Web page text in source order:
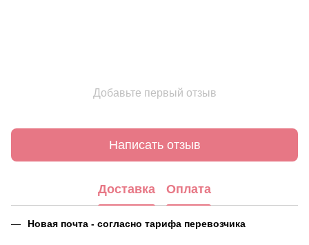
Добавьте первый отзыв
Написать отзыв
Доставка Оплата
Новая почта - согласно тарифа перевозчика